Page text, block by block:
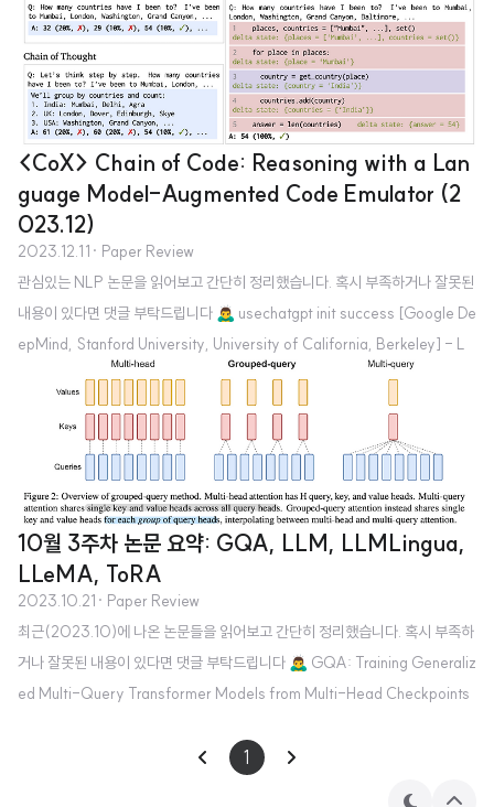
M)의 출력 품질을 향상시키기 위해 인간 피드백으로부터의 강화학습(Reinfor
cement Learning from Human Feedback, RLHF) 방법을 제안합니다. 제
안하는 알고리즘의 이름은 Reinforced Self-Training (ReST)이며, 이는 강
화학습(Reinforcement Learning, RL)의 성장 배치 방식에 ..
<CoX> Chain of Code: Reasoning with a Lan
guage Model-Augmented Code Emulator (2
023.12)
2023.12.11 · Paper Review
관심있는 NLP 논문을 읽어보고 간단히 정리했습니다. 혹시 부족하거나 잘못된
내용이 있다면 댓글 부탁드립니다 🙇‍♂️ usechatgpt init success [Google De
epMind, Stanford University, University of California, Berkeley] - L
M의 code-driven reasoning 능력을 향상시켜주는 간단하면서도 효과적인
extension, Chain of Code (CoC) 공개 - 실행 가능한 코드는 interpreter로
실행해보고, 그럴 수 없는 것은 LM을 활용하여 emulate하는 방식, LMulator
도입 1. Introduction 복잡한 문제를 여러 세부 태스크로 쪼개어 처리하는 Chai
n of Thought (CoT) 방식..
10월 3주차 논문 요약: GQA, LLM, LLMLingua,
LLeMA, ToRA
2023.10.21 · Paper Review
최근(2023.10)에 나온 논문들을 읽어보고 간단히 정리했습니다. 혹시 부족하
거나 잘못된 내용이 있다면 댓글 부탁드립니다 🙇‍♂️ GQA: Training Generaliz
ed Multi-Query Transformer Models from Multi-Head Checkpoints
질이 보장되고, Multi-query Attention(MQA)만큼의 속도를 낼 수 있는 Gr
1